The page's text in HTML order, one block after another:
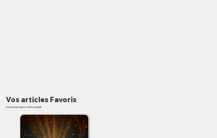
Vos articles Favoris
à retrouver dans votre cockpit